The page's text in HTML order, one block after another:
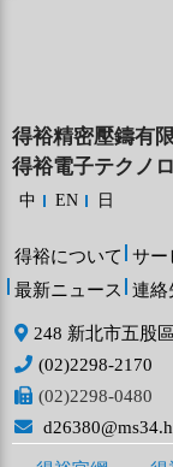
得裕精密壓鑄有
得裕電子テクノ
中 EN 日
得裕について サー
最新ニュース
連絡
248 新北市五股
(02)2298-2170
(02)2298-0480